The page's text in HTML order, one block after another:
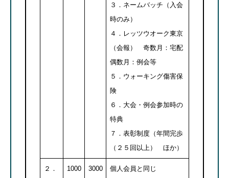
３．ネームバッチ（入会
時のみ）
４．レッツウオーク東京
（会報） 奇数月：宅配
偶数月：例会等
５．ウォーキング傷害保
険
６．大会・例会参加時の
特典
７．表彰制度（年間完歩
（２５回以上） ほか）
２．
1000
3000
個人会員と同じ